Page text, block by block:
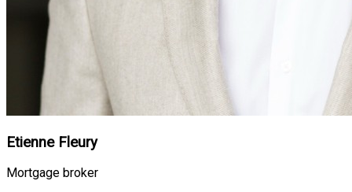
Etienne Fleury
Mortgage broker